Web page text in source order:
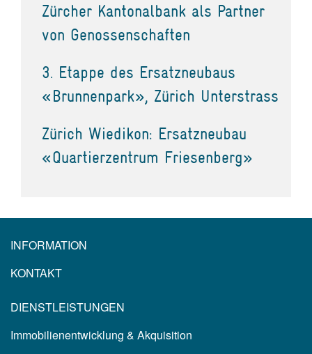
Zürcher Kantonalbank als Partner
von Genossenschaften
3. Etappe des Ersatzneubaus
«Brunnenpark», Zürich Unterstrass
Zürich Wiedikon: Ersatzneubau
«Quartierzentrum Friesenberg»
INFORMATION
KONTAKT
DIENSTLEISTUNGEN
Immobilienentwicklung & Akquisition